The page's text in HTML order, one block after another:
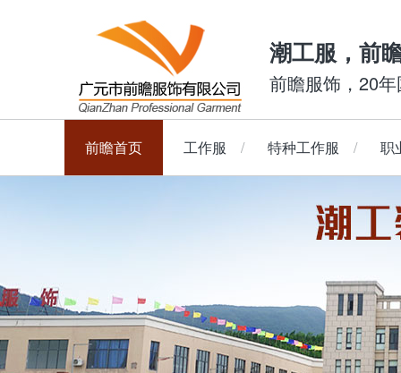
潮工服，前
前瞻服饰，20
前瞻首页 工作服
长袖夹克
特种工作服
防酸
职
衬衣